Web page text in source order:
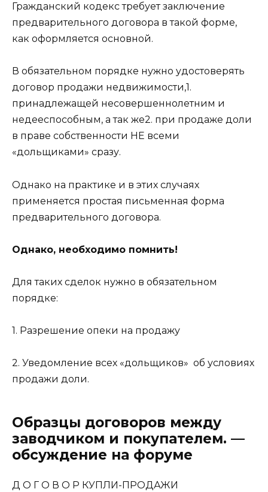
Гражданский кодекс требует заключение
предварительного договора в такой форме,
как оформляется основной.
В обязательном порядке нужно удостоверять
договор продажи недвижимости,1.
принадлежащей несовершеннолетним и
недееспособным, а так же2. при продаже доли
в праве собственности НЕ всеми
«дольщиками» сразу.
Однако на практике и в этих случаях
применяется простая письменная форма
предварительного договора.
Однако, необходимо помнить!
Для таких сделок нужно в обязательном
порядке:
1. Разрешение опеки на продажу
2. Уведомление всех «дольщиков» об условиях
продажи доли.
Образцы договоров между
заводчиком и покупателем. —
обсуждение на форуме
Д О Г О В О Р КУПЛИ-ПРОДАЖИ